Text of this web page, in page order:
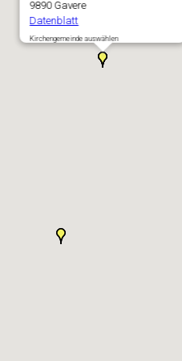
9890 Gavere
Datenblatt
Kirchengemeinde auswählen